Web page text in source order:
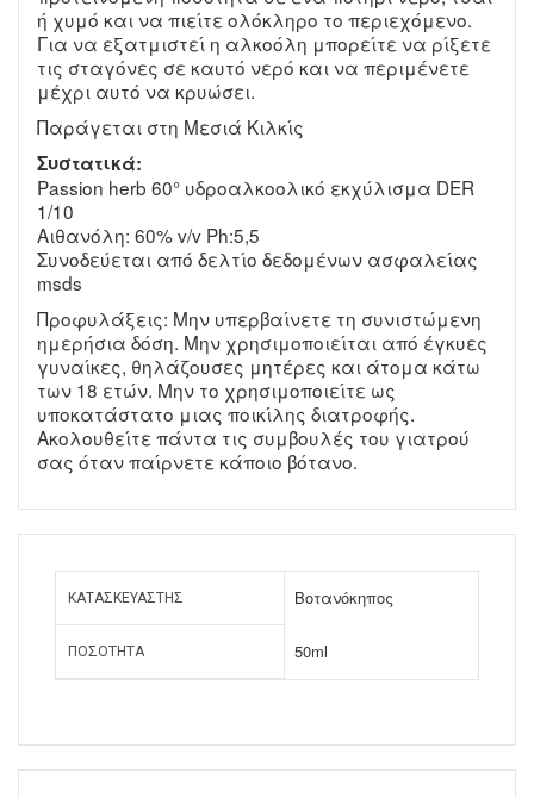
ή χυμό και να πιείτε ολόκληρο το περιεχόμενο.
Για να εξατμιστεί η αλκοόλη μπορείτε να ρίξετε
τις σταγόνες σε καυτό νερό και να περιμένετε
μέχρι αυτό να κρυώσει.
Παράγεται στη Μεσιά Κιλκίς
Συστατικά:
Passion herb 60° υδροαλκοολικό εκχύλισμα DER
1/10
Αιθανόλη: 60% v/v Ph:5,5
Συνοδεύεται από δελτίο δεδομένων ασφαλείας
msds
Προφυλάξεις: Μην υπερβαίνετε τη συνιστώμενη
ημερήσια δόση. Μην χρησιμοποιείται από έγκυες
γυναίκες, θηλάζουσες μητέρες και άτομα κάτω
των 18 ετών. Μην το χρησιμοποιείτε ως
υποκατάστατο μιας ποικίλης διατροφής.
Ακολουθείτε πάντα τις συμβουλές του γιατρού
σας όταν παίρνετε κάποιο βότανο.
ΚΑΤΑΣΚΕΥΑΣΤΉΣ Βοτανόκηπος
ΠΟΣΌΤΗΤΑ 50ml